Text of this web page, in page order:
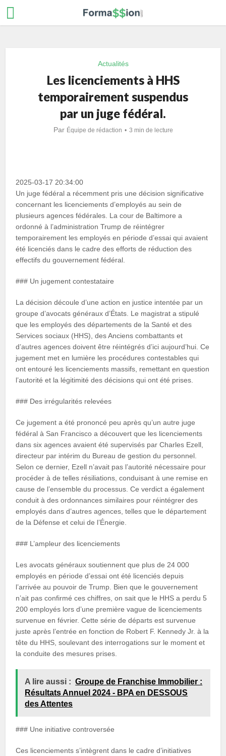
Actualités
Les licenciements à HHS
temporairement suspendus
par un juge fédéral.
Par Équipe de rédaction 3 min de lecture
2025-03-17 20:34:00
Un juge fédéral a récemment pris une décision significative
concernant les licenciements d’employés au sein de
plusieurs agences fédérales. La cour de Baltimore a
ordonné à l’administration Trump de réintégrer
temporairement les employés en période d’essai qui avaient
été licenciés dans le cadre des efforts de réduction des
effectifs du gouvernement fédéral.
### Un jugement contestataire
La décision découle d’une action en justice intentée par un
groupe d’avocats généraux d’États. Le magistrat a stipulé
que les employés des départements de la Santé et des
Services sociaux (HHS), des Anciens combattants et
d’autres agences doivent être réintégrés d’ici aujourd’hui. Ce
jugement met en lumière les procédures contestables qui
ont entouré les licenciements massifs, remettant en question
l’autorité et la légitimité des décisions qui ont été prises.
### Des irrégularités relevées
Ce jugement a été prononcé peu après qu’un autre juge
fédéral à San Francisco a découvert que les licenciements
dans six agences avaient été supervisés par Charles Ezell,
directeur par intérim du Bureau de gestion du personnel.
Selon ce dernier, Ezell n’avait pas l’autorité nécessaire pour
procéder à de telles résiliations, conduisant à une remise en
cause de l’ensemble du processus. Ce verdict a également
conduit à des ordonnances similaires pour réintégrer des
employés dans d’autres agences, telles que le département
de la Défense et celui de l’Énergie.
### L’ampleur des licenciements
Les avocats généraux soutiennent que plus de 24 000
employés en période d’essai ont été licenciés depuis
l’arrivée au pouvoir de Trump. Bien que le gouvernement
n’ait pas confirmé ces chiffres, on sait que le HHS a perdu 5
200 employés lors d’une première vague de licenciements
survenue en février. Cette série de départs est survenue
juste après l’entrée en fonction de Robert F. Kennedy Jr. à la
tête du HHS, soulevant des interrogations sur le moment et
la conduite des mesures prises.
A lire aussi : Groupe de Franchise Immobilier :
Résultats Annuel 2024 - BPA en DESSOUS
des Attentes
### Une initiative controversée
Ces licenciements s’intègrent dans le cadre d’initiatives